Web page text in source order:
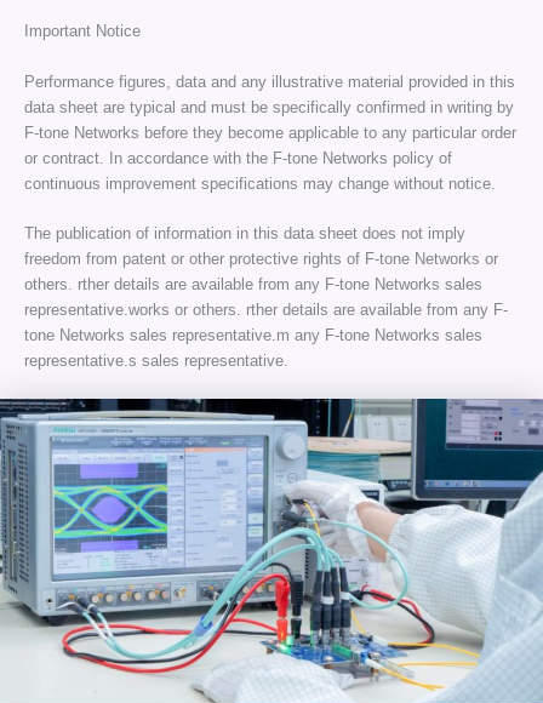
Important Notice
Performance figures, data and any illustrative material provided in this
data sheet are typical and must be specifically confirmed in writing by
F-tone Networks before they become applicable to any particular order
or contract. In accordance with the F-tone Networks policy of
continuous improvement specifications may change without notice.
The publication of information in this data sheet does not imply
freedom from patent or other protective rights of F-tone Networks or
others. rther details are available from any F-tone Networks sales
representative.works or others. rther details are available from any F-
tone Networks sales representative.m any F-tone Networks sales
representative.s sales representative.